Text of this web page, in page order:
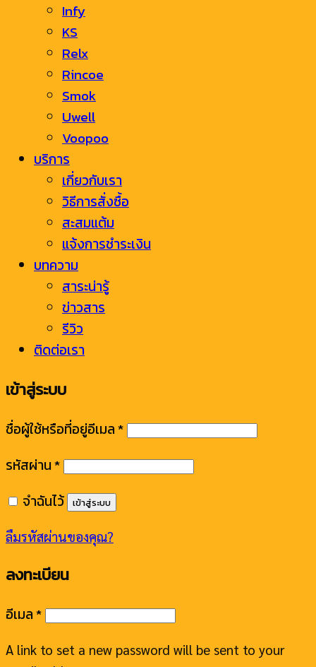
Infy
KS
Relx
Rincoe
Smok
Uwell
Voopoo
บริการ
เกี่ยวกับเรา
วิธีการสั่งซื้อ
สะสมแต้ม
แจ้งการชำระเงิน
บทความ
สาระน่ารู้
ข่าวสาร
รีวิว
ติดต่อเรา
เข้าสู่ระบบ
ชื่อผู้ใช้หรือที่อยู่อีเมล*
รหัสผ่าน*
จำฉันไว้ เข้าสู่ระบบ
ลืมรหัสผ่านของคุณ?
ลงทะเบียน
อีเมล*
A link to set a new password will be sent to your